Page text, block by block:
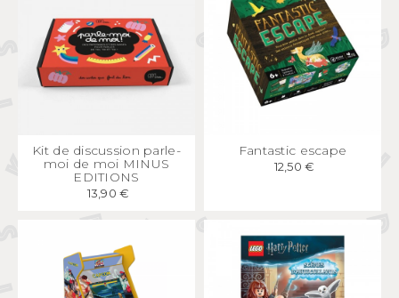
APERÇU RAPIDE
Kit de discussion parle-
moi de moi MINUS
EDITIONS
13,90 €
APERÇU
Fantastic escape
12,50 €